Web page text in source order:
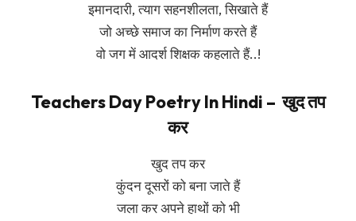
इमानदारी, त्याग सहनशीलता, सिखाते हैं
जो अच्छे समाज का निर्माण करते हैं
वो जग में आदर्श शिक्षक कहलाते हैं..!
Teachers Day Poetry In Hindi – खुद तप
कर
खुद तप कर
कुंदन दूसरों को बना जाते हैं
जला कर अपने हाथों को भी